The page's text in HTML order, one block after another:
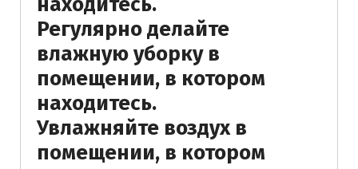
Регулярно делайте
влажную уборку в
помещении, в котором
находитесь.
Увлажняйте воздух в
помещении, в котором